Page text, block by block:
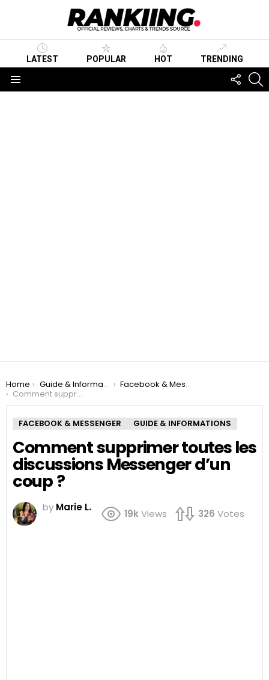
LATEST POPULAR HOT TRENDING
US
You are here:
Home Guide & Informations
Facebook & Messenger
Comment supprimer toutes les discussions Messenger d’un coup ?
FACEBOOK & MESSENGER GUIDE & INFORMATIONS
Comment supprimer toutes les
discussions Messenger d’un
coup ?
by Marie L.
19kViews 326 Votes